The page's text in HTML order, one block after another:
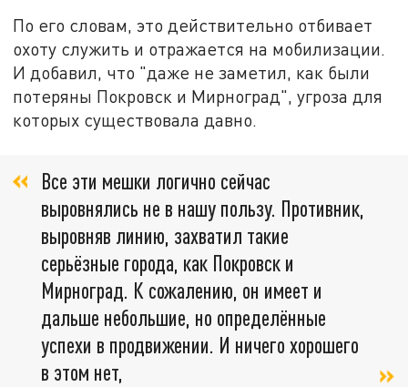
По его словам, это действительно отбивает
охоту служить и отражается на мобилизации.
И добавил, что "даже не заметил, как были
потеряны Покровск и Мирноград", угроза для
которых существовала давно.
Все эти мешки логично сейчас
выровнялись не в нашу пользу. Противник,
выровняв линию, захватил такие
серьёзные города, как Покровск и
Мирноград. К сожалению, он имеет и
дальше небольшие, но определённые
успехи в продвижении. И ничего хорошего
в этом нет,